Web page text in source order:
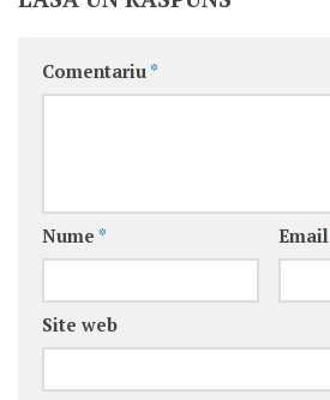
Comentariu *
Nume * Email
Site web